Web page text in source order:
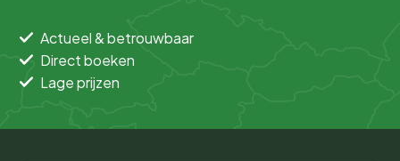
Actueel & betrouwbaar
Direct boeken
Lage prijzen